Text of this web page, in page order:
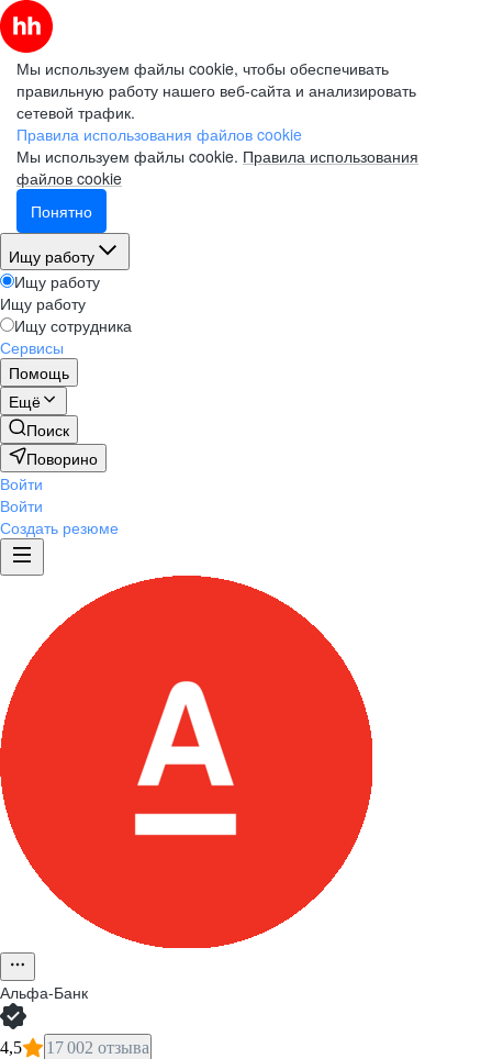
Мы используем файлы cookie, чтобы обеспечивать
правильную работу нашего веб-сайта и анализировать
сетевой трафик.
Правила использования файлов cookie
Мы используем файлы cookie. Правила использования
файлов cookie
Понятно
Ищу работу
Ищу работу
Ищу работу
Ищу сотрудника
Сервисы
Помощь
Ещё
Поиск
Поворино
Войти
Войти
Создать резюме
Альфа-Банк
4,5 17 002 отзыва